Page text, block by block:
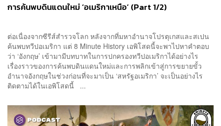
การค้นพบดินแดนใหม่ ​‘อเมริกาเหนือ’ (Part 1/2)
ต่อเนื่องจากซีรีส์สำรวจโลก หลังจากที่มหาอำนาจโปรตุเกสและสเปน
ค้นพบทวีปอเมริกา แต่ 8 Minute History เอพิโสดนี้จะพาไปหาคำตอบ
ว่า ‘อังกฤษ’ เข้ามามีบทบาทในการปกครองทวีปอเมริกาได้อย่างไร
เรื่องราวของการค้นพบดินแดนใหม่และการพลิกเข้าสู่การขยายขั้ว
อำนาจอังกฤษในช่วงก่อนที่จะมาเป็น ‘สหรัฐอเมริกา’ จะเป็นอย่างไร
ติดตามได้ในเอพิโสดนี้ ...